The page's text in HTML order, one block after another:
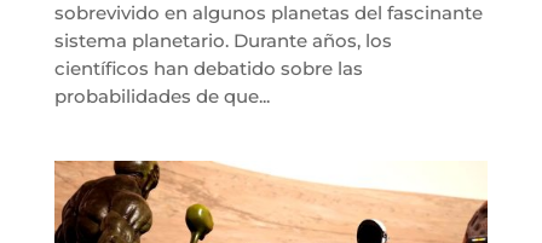
sobrevivido en algunos planetas del fascinante
sistema planetario. Durante años, los
científicos han debatido sobre las
probabilidades de que...